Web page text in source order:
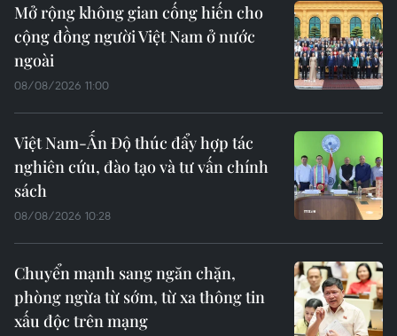
Mở rộng không gian cống hiến cho
cộng đồng người Việt Nam ở nước
ngoài
08/08/2026 11:00
Việt Nam-Ấn Độ thúc đẩy hợp tác
nghiên cứu, đào tạo và tư vấn chính
sách
08/08/2026 10:28
Chuyển mạnh sang ngăn chặn,
phòng ngừa từ sớm, từ xa thông tin
xấu độc trên mạng